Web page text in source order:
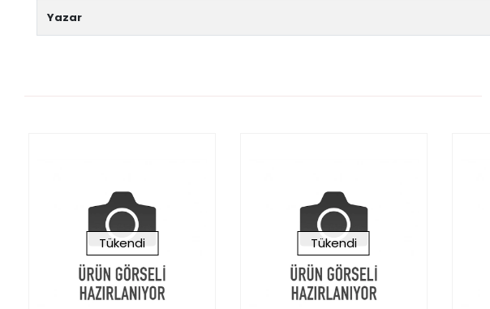
Yazar
Tükendi Tükendi